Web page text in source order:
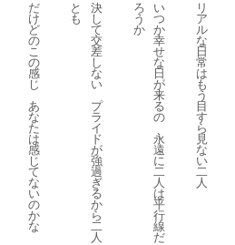
リ
ア
ル
な
日
常
は
も
う
目
す
ら
見
な
い
二
人
い
つ
か
幸
せ
な
日
が
来
る
の
永
遠
に
二
人
は
平
行
線
だ
ろ
う
か
決
し
て
交
差
し
な
い
プ
ラ
イ
ド
が
強
過
ぎ
る
か
ら
二
人
と
も
だ
け
ど
の
こ
の
感
じ
あ
な
た
は
感
じ
て
な
い
の
か
な